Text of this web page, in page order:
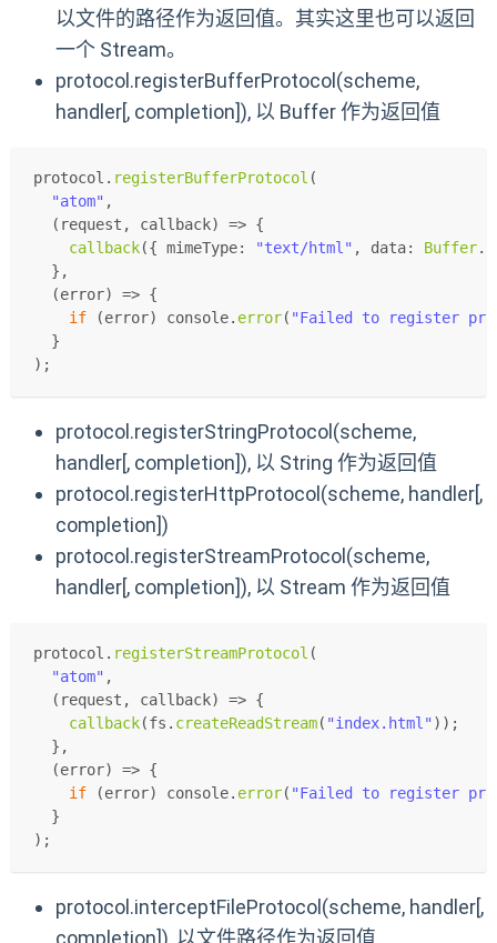
以文件的路径作为返回值。其实这里也可以返回
一个 Stream。
protocol.registerBufferProtocol(scheme,
handler[, completion]), 以 Buffer 作为返回值
protocol. registerBufferProtocol (
"atom" ,
( request, callback) => {
callback({ mimeType: "text/html" , data: Buffer.
  },
(error) => {
if (error) console. error( "Failed to register
  }
);
protocol.registerStringProtocol(scheme,
handler[, completion]), 以 String 作为返回值
protocol.registerHttpProtocol(scheme, handler[,
completion])
protocol.registerStreamProtocol(scheme,
handler[, completion]), 以 Stream 作为返回值
protocol. registerStreamProtocol (
"atom" ,
( request, callback) => {
callback(fs. createReadStream( "index.html" ));
  },
(error) => {
if (error) console. error( "Failed to register
  }
);
protocol.interceptFileProtocol(scheme, handler[,
completion]), 以文件路径作为返回值